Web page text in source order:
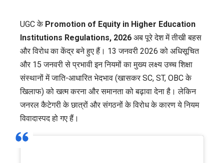
UGC के Promotion of Equity in Higher Education
Institutions Regulations, 2026 अब पूरे देश में तीखी बहस
और विरोध का केंद्र बने हुए हैं। 13 जनवरी 2026 को अधिसूचित
और 15 जनवरी से प्रभावी इन नियमों का मुख्य लक्ष्य उच्च शिक्षा
संस्थानों में जाति-आधारित भेदभाव (खासकर SC, ST, OBC के
खिलाफ) को खत्म करना और समानता को बढ़ावा देना है। लेकिन
जनरल कैटेगरी के छात्रों और संगठनों के विरोध के कारण ये नियम
विवादास्पद हो गए हैं।